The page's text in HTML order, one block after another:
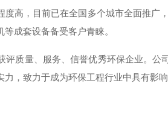
高，目前已在全国多个城市全面推
成套设备备受客户青睐。
质量、服务、信誉优秀环保企业。公
，致力于成为环保工程行业中具有影响